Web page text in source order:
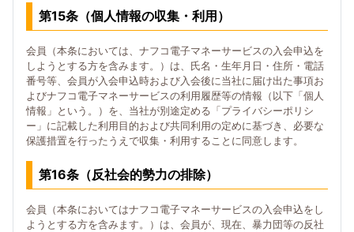
第15条（個人情報の収集・利用）
会員（本条においては、ナフコ電子マネーサービスの入会申込を
しようとする方を含みます。）は、氏名・生年月日・住所・電話
番号等、会員が入会申込時および入会後に当社に届け出た事項お
よびナフコ電子マネーサービスの利用履歴等の情報（以下「個人
情報」という。）を、当社が別途定める「プライバシーポリシ
ー」に記載した利用目的および共同利用の定めに基づき、必要な
保護措置を行ったうえで収集・利用することに同意します。
第16条（反社会的勢力の排除）
会員（本条においてはナフコ電子マネーサービスの入会申込をし
ようとする方を含みます。）は、会員が、現在、暴力団等の反社